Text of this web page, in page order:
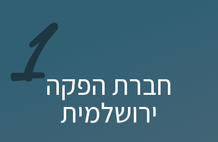
1חברת הפקה
ירושלמית